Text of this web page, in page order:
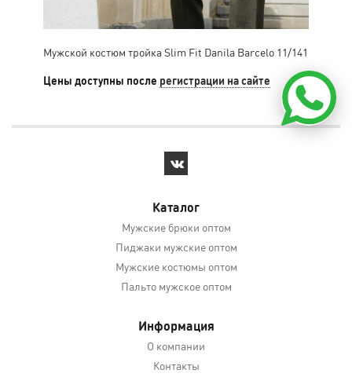
Мужской костюм тройка Slim Fit Danila Barcelo 11/141
Цены доступны после регистрации на сайте
Каталог
Мужские брюки оптом
Пиджаки мужские оптом
Мужские костюмы оптом
Пальто мужское оптом
Информация
О компании
Контакты